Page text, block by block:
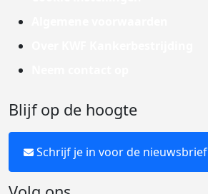
Blijf op de hoogte
Schrijf je in voor de nieuwsbrief